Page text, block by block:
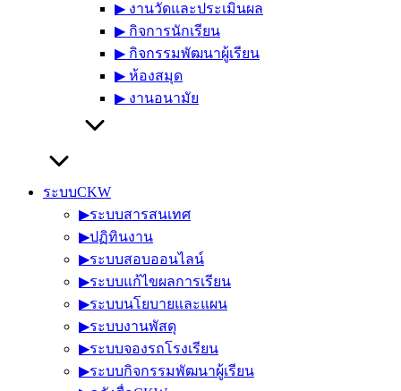
▶︎ งานวัดและประเมินผล
▶︎ กิจการนักเรียน
▶︎ กิจกรรมพัฒนาผู้เรียน
▶︎ ห้องสมุด
▶︎ งานอนามัย
ระบบCKW
▶︎ระบบสารสนเทศ
▶︎ปฏิทินงาน
▶︎ระบบสอบออนไลน์
▶︎ระบบแก้ไขผลการเรียน
▶︎ระบบนโยบายและแผน
▶︎ระบบงานพัสดุ
▶︎ระบบจองรถโรงเรียน
▶︎ระบบกิจกรรมพัฒนาผู้เรียน